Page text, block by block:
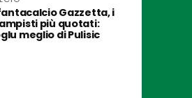
Gazzetta, i
più quotati:
meglio di Pulisic